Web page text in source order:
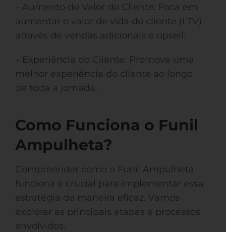
– Aumento do Valor do Cliente: Foca em
aumentar o valor de vida do cliente (LTV)
através de vendas adicionais e upsell.
– Experiência do Cliente: Promove uma
melhor experiência do cliente ao longo
de toda a jornada.
Como Funciona o Funil
Ampulheta?
Compreender como o Funil Ampulheta
funciona é crucial para implementar essa
estratégia de maneira eficaz. Vamos
explorar as principais etapas e processos
envolvidos.